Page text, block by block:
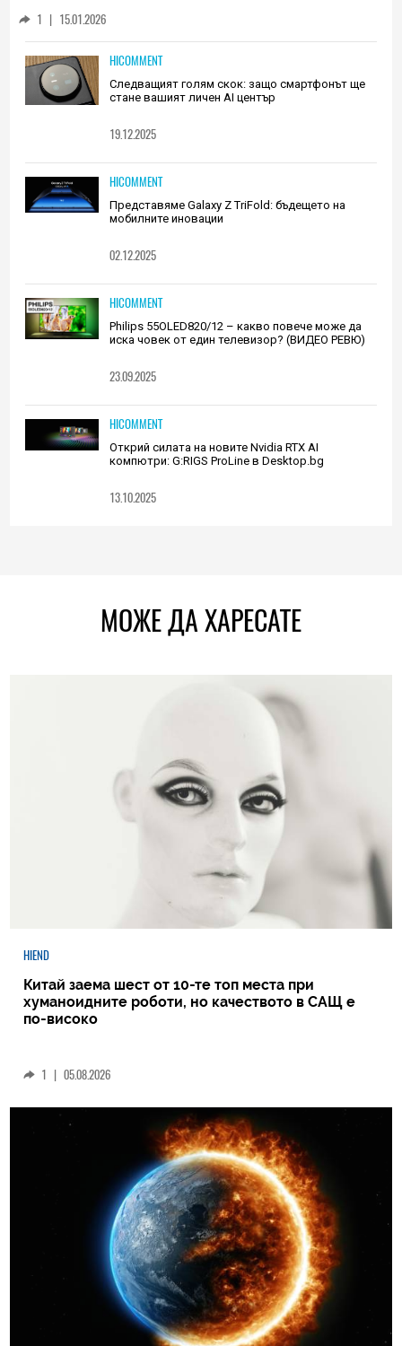
1 | 15.01.2026
HICOMMENT
Следващият голям скок: защо смартфонът ще
стане вашият личен AI център
19.12.2025
HICOMMENT
Представяме Galaxy Z TriFold: бъдещето на
мобилните иновации
02.12.2025
HICOMMENT
Philips 55OLED820/12 – какво повече може да
иска човек от един телевизор? (ВИДЕО РЕВЮ)
23.09.2025
HICOMMENT
Открий силата на новите Nvidia RTX AI
компютри: G:RIGS ProLine в Desktop.bg
13.10.2025
МОЖЕ ДА ХАРЕСАТЕ
HIEND
Китай заема шест от 10-те топ места при
хуманоидните роботи, но качеството в САЩ е
по-високо
1 05.08.2026